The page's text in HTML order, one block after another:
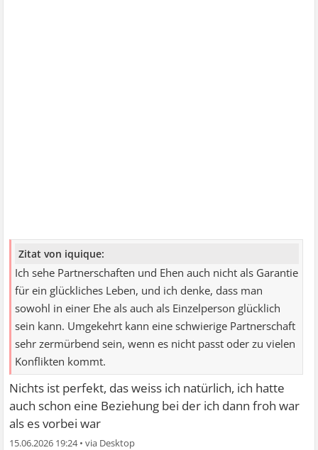
Zitat von iquique:
Ich sehe Partnerschaften und Ehen auch nicht als Garantie
für ein glückliches Leben, und ich denke, dass man
sowohl in einer Ehe als auch als Einzelperson glücklich
sein kann. Umgekehrt kann eine schwierige Partnerschaft
sehr zermürbend sein, wenn es nicht passt oder zu vielen
Konflikten kommt.
Nichts ist perfekt, das weiss ich natürlich, ich hatte
auch schon eine Beziehung bei der ich dann froh war
als es vorbei war
15.06.2026 19:24•